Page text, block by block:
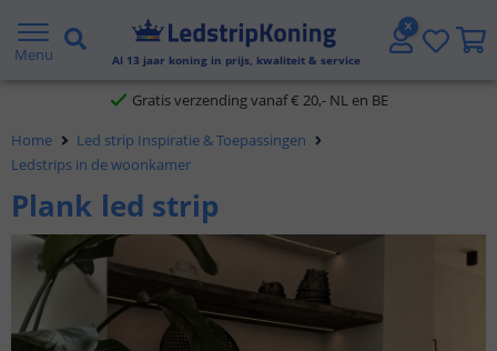
Menu Al 13 jaar koning in prijs, kwaliteit & service
Gratis verzending vanaf € 20,- NL en BE
Klantbeoordeling 9.1
Voor 23:45 uur besteld,
Home
Led strip Inspiratie & Toepassingen
Ledstrips in de woonkamer
Plank led strip